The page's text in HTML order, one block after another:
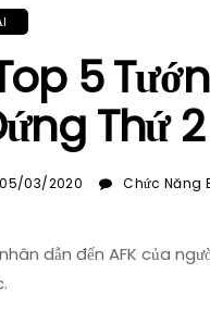
5
Thứ 2
05/03/2020 Chức Năng
dẫn đến AFK của